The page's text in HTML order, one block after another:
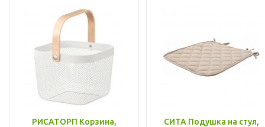
РИСАТОРП Корзина,
СИТА Подушка на стул,